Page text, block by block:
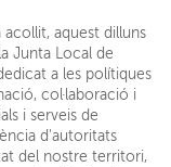
acollit, aquest dilluns
Junta Local de
a les polítiques
col·laboració i
i serveis de
d'autoritats
del nostre territori,